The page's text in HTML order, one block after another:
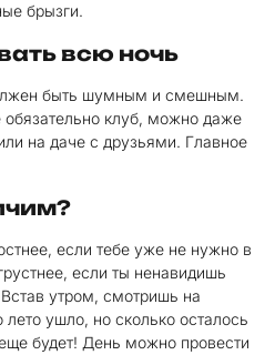
брызги.
всю ночь
быть шумным и смешным.
клуб, можно даже
на даче с друзьями. Главное
если тебе уже не нужно в
если ты ненавидишь
утром, смотришь на
ушло, но сколько осталось
будет! День можно провести